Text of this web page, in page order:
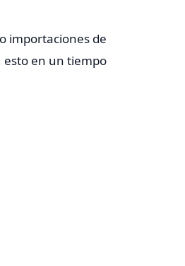
importaciones de
esto en un tiempo